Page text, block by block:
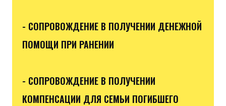
- СОПРОВОЖДЕНИЕ В ПОЛУЧЕНИИ ДЕНЕЖНОЙ
ПОМОЩИ ПРИ РАНЕНИИ
- СОПРОВОЖДЕНИЕ В ПОЛУЧЕНИИ
КОМПЕНСАЦИИ ДЛЯ СЕМЬИ ПОГИБШЕГО